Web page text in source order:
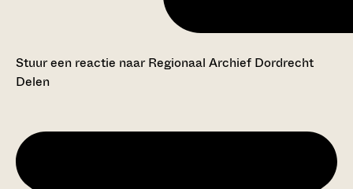
Stuur een reactie naar Regionaal Archief Dordrecht
Delen